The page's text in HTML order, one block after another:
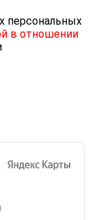
персональных
в отношении